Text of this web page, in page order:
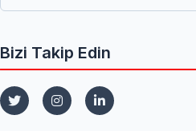
Bizi Takip Edin